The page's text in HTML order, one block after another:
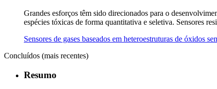
Grandes esforços têm sido direcionados para o
espécies tóxicas de forma quantitativa e seletiva. Sensores
Sensores de gases baseados em heteroestruturas de óxidos
Concluídos (mais recentes)
Resumo